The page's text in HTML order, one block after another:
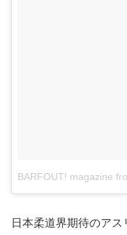
日本柔道界期待のア